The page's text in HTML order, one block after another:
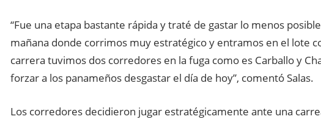
“Fue una etapa bastante rápida y traté de gastar lo menos
mañana donde corrimos muy estratégico y entramos en el lote
carrera tuvimos dos corredores en la fuga como es Carballo y
forzar a los panameños desgastar el día de hoy”, comentó Salas.
Los corredores decidieron jugar estratégicamente ante una